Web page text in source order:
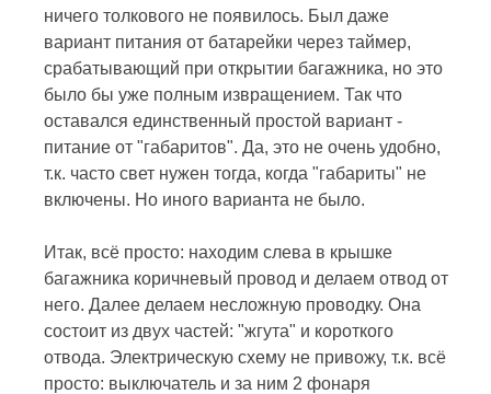
ничего толкового не появилось. Был даже
вариант питания от батарейки через таймер,
срабатывающий при открытии багажника, но это
было бы уже полным извращением. Так что
оставался единственный простой вариант -
питание от "габаритов". Да, это не очень удобно,
т.к. часто свет нужен тогда, когда "габариты" не
включены. Но иного варианта не было.
Итак, всё просто: находим слева в крышке
багажника коричневый провод и делаем отвод от
него. Далее делаем несложную проводку. Она
состоит из двух частей: "жгута" и короткого
отвода. Электрическую схему не привожу, т.к. всё
просто: выключатель и за ним 2 фонаря